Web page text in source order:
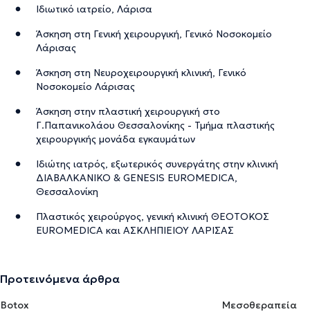
Ιδιωτικό ιατρείο, Λάρισα
Άσκηση στη Γενική χειρουργική, Γενικό Νοσοκομείο
Λάρισας
Άσκηση στη Νευροχειρουργική κλινική, Γενικό
Νοσοκομείο Λάρισας
Άσκηση στην πλαστική χειρουργική στο
Γ.Παπανικολάου Θεσσαλονίκης - Τμήμα πλαστικής
χειρουργικής μονάδα εγκαυμάτων
Iδιώτης ιατρός, εξωτερικός συνεργάτης στην κλινική
ΔΙΑΒΑΛΚΑΝΙΚΟ & GENESIS EUROMEDICA,
Θεσσαλονίκη
Πλαστικός χειρούργος, γενική κλινική ΘΕΟΤΟΚΟΣ
EUROMEDICA και ΑΣΚΛΗΠΙΕΙΟΥ ΛΑΡΙΣΑΣ
Προτεινόμενα άρθρα
Botox
Μεσοθεραπεία